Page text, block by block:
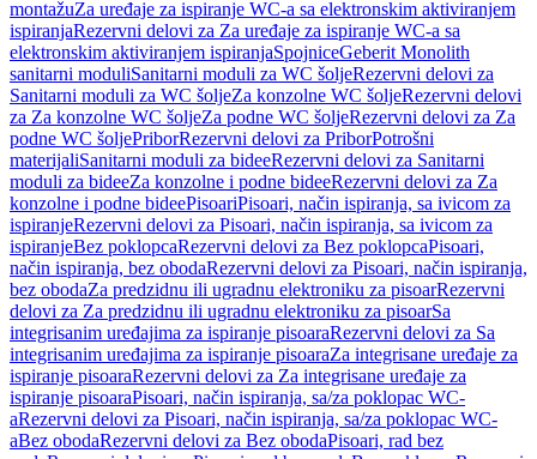
montažuZa uređaje za ispiranje WC-a sa elektronskim aktiviranjem
ispiranjaRezervni delovi za Za uređaje za ispiranje WC-a sa
elektronskim aktiviranjem ispiranjaSpojniceGeberit Monolith
sanitarni moduliSanitarni moduli za WC šoljeRezervni delovi za
Sanitarni moduli za WC šoljeZa konzolne WC šoljeRezervni delovi
za Za konzolne WC šoljeZa podne WC šoljeRezervni delovi za Za
podne WC šoljePriborRezervni delovi za PriborPotrošni
materijaliSanitarni moduli za bideeRezervni delovi za Sanitarni
moduli za bideeZa konzolne i podne bideeRezervni delovi za Za
konzolne i podne bideePisoariPisoari, način ispiranja, sa ivicom za
ispiranjeRezervni delovi za Pisoari, način ispiranja, sa ivicom za
ispiranjeBez poklopcaRezervni delovi za Bez poklopcaPisoari,
način ispiranja, bez obodaRezervni delovi za Pisoari, način ispiranja,
bez obodaZa predzidnu ili ugradnu elektroniku za pisoarRezervni
delovi za Za predzidnu ili ugradnu elektroniku za pisoarSa
integrisanim uređajima za ispiranje pisoaraRezervni delovi za Sa
integrisanim uređajima za ispiranje pisoaraZa integrisane uređaje za
ispiranje pisoaraRezervni delovi za Za integrisane uređaje za
ispiranje pisoaraPisoari, način ispiranja, sa/za poklopac WC-
aRezervni delovi za Pisoari, način ispiranja, sa/za poklopac WC-
aBez obodaRezervni delovi za Bez obodaPisoari, rad bez